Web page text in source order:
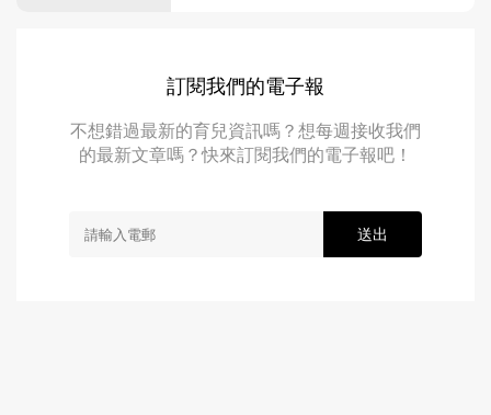
訂閱我們的電子報
不想錯過最新的育兒資訊嗎？想每週接收我們
的最新文章嗎？快來訂閱我們的電子報吧！
送出